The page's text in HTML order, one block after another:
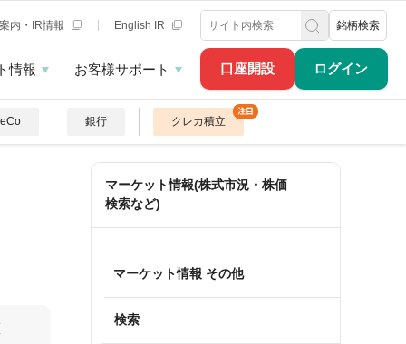
口座開設 ログイン
内・IR情報 English IR 銘柄検索
情報 お客様サポート
銀行 クレカ積立
マーケット情報(株式市況・株価
検索など)
マーケット情報 その他
検索